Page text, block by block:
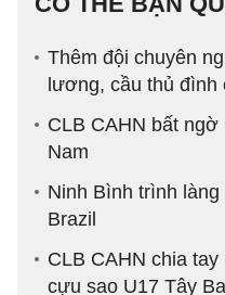
Thêm đội chuyên
lương, cầu thủ đình
CLB CAHN bất
Nam
Ninh Bình trình
Brazil
CLB CAHN chia
cựu sao U17 Tây